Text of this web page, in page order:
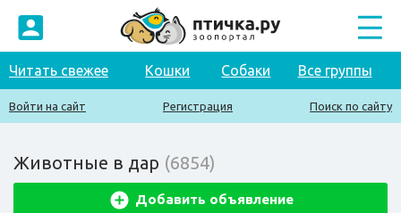
Читать свежее Кошки Собаки Все группы
Войти на сайт Регистрация Поиск по сайту
Животные в дар (6854)
Добавить объявление